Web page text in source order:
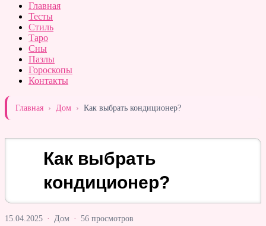
Главная
Тесты
Стиль
Таро
Сны
Пазлы
Гороскопы
Контакты
Главная › Дом › Как выбрать кондиционер?
Как выбрать
кондиционер?
15.04.2025 · Дом · 56 просмотров